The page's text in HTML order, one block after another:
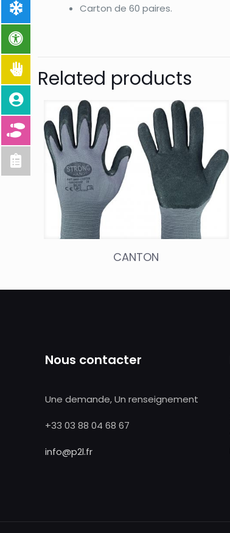
Carton de 60 paires.
Related products
CANTON
Nous contacter
Une demande, Un renseignement
+33 03 88 04 68 67
info@p2l.fr